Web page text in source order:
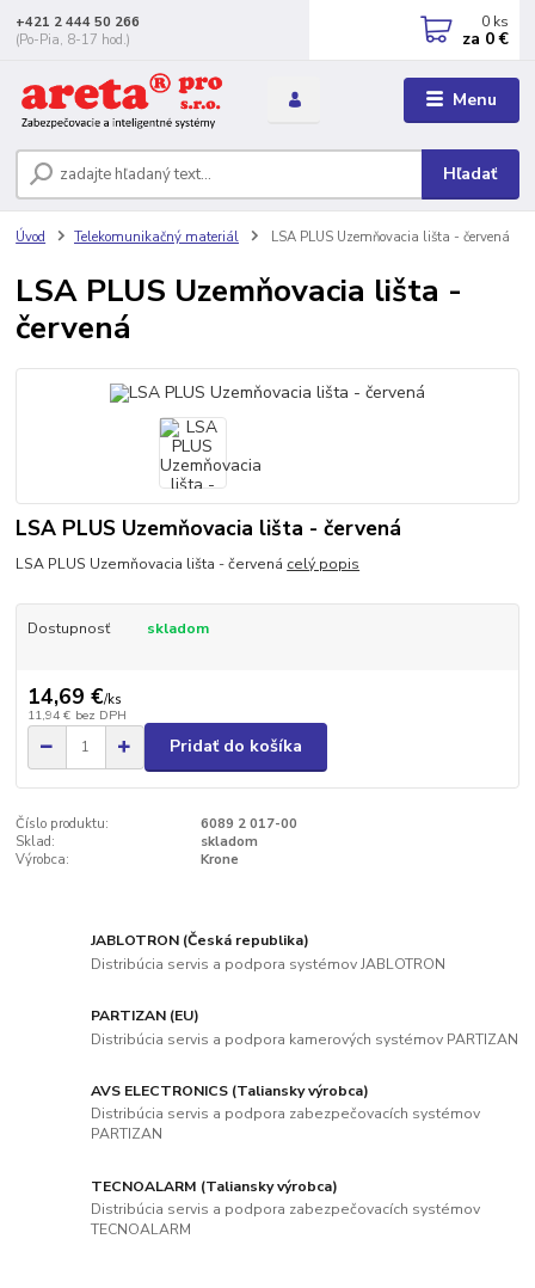
Menu
Hľadať
+421 2 444 50 266
(Po-Pia, 8-17 hod.)
0 ks
za 0 €
Úvod Telekomunikačný materiál LSA PLUS Uzemňovacia lišta - červená
LSA PLUS Uzemňovacia lišta -
červená
LSA PLUS Uzemňovacia lišta - červená
LSA PLUS Uzemňovacia lišta - červená celý popis
Dostupnosť skladom
14,69 €/ks
11,94 € bez DPH
Pridať do košíka
Číslo produktu:
6089 2 017-00
Sklad:
skladom
Výrobca:
Krone
JABLOTRON (Česká republika)
Distribúcia servis a podpora systémov JABLOTRON
PARTIZAN (EU)
Distribúcia servis a podpora kamerových systémov PARTIZAN
AVS ELECTRONICS (Taliansky výrobca)
Distribúcia servis a podpora zabezpečovacích systémov
PARTIZAN
TECNOALARM (Taliansky výrobca)
Distribúcia servis a podpora zabezpečovacích systémov
TECNOALARM